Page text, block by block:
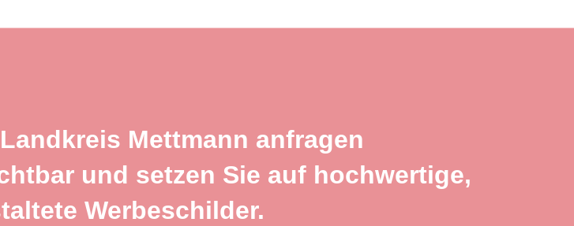
Mettmann anfragen
und setzen Sie auf hochwertige,
Werbeschilder.